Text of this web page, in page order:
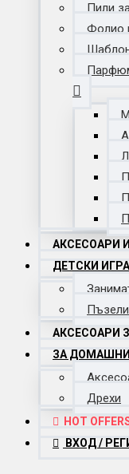
Пили
Фолио
АКСЕСОАРИ
ДЕТСКИ
Пъзели
АКСЕСОАРИ
ЗА
Дрехи
HOT
ВХОД /